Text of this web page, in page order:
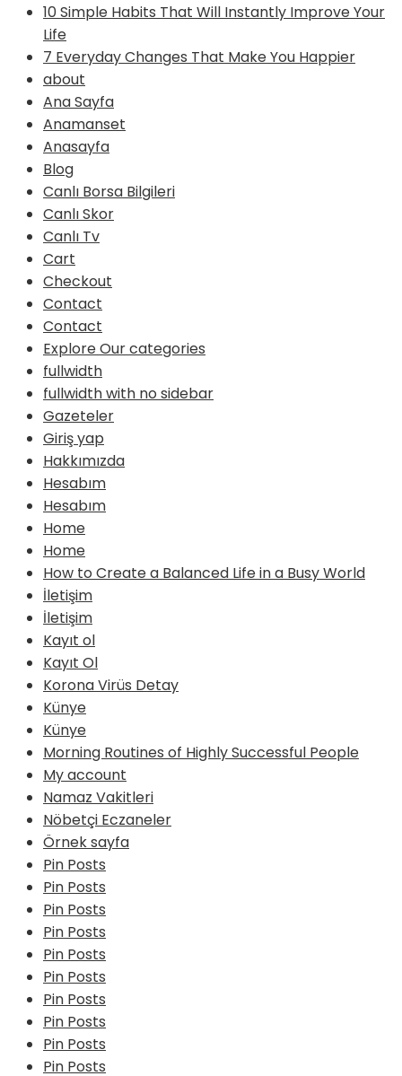
10 Simple Habits That Will Instantly Improve Your
Life
7 Everyday Changes That Make You Happier
about
Ana Sayfa
Anamanset
Anasayfa
Blog
Canlı Borsa Bilgileri
Canlı Skor
Canlı Tv
Cart
Checkout
Contact
Contact
Explore Our categories
fullwidth
fullwidth with no sidebar
Gazeteler
Giriş yap
Hakkımızda
Hesabım
Hesabım
Home
Home
How to Create a Balanced Life in a Busy World
İletişim
İletişim
Kayıt ol
Kayıt Ol
Korona Virüs Detay
Künye
Künye
Morning Routines of Highly Successful People
My account
Namaz Vakitleri
Nöbetçi Eczaneler
Örnek sayfa
Pin Posts
Pin Posts
Pin Posts
Pin Posts
Pin Posts
Pin Posts
Pin Posts
Pin Posts
Pin Posts
Pin Posts